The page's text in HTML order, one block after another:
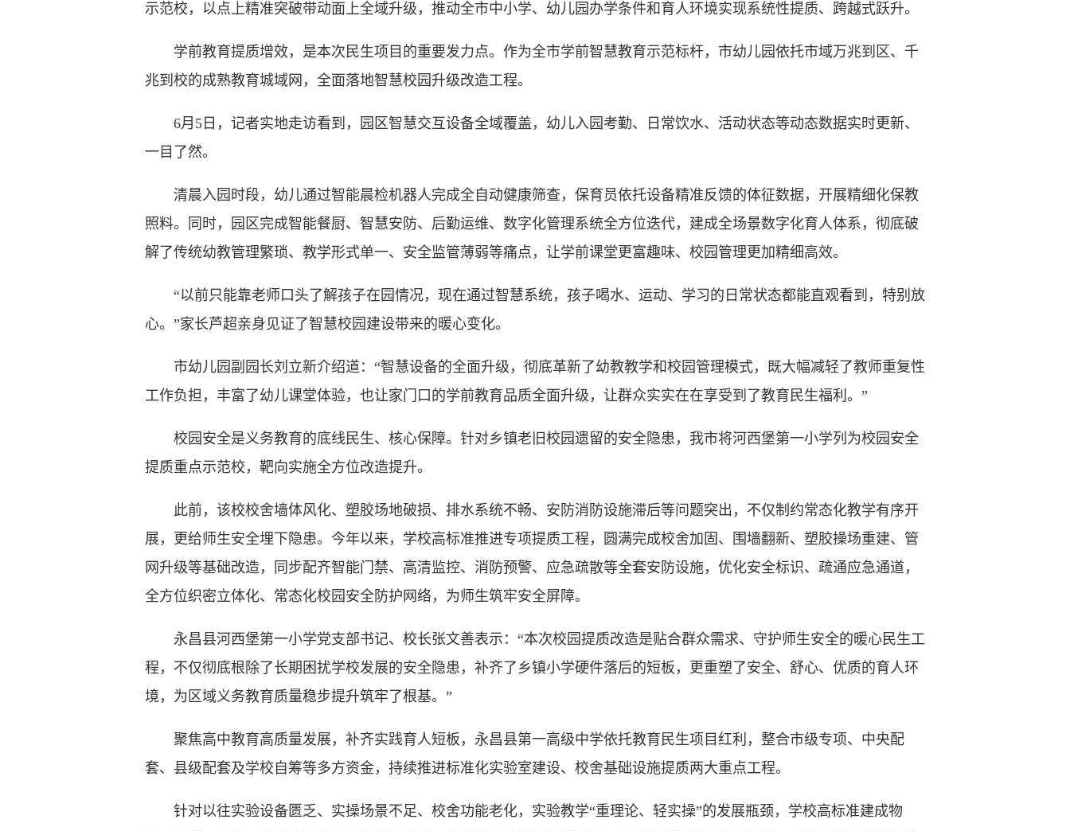
示范校，以点上精准突破带动面上全域升级，推动全市中小学、幼儿园办学条件和育人环境实现系统性提质、跨越式跃升。
学前教育提质增效，是本次民生项目的重要发力点。作为全市学前智慧教育示范标杆，市幼儿园依托市域万兆到区、千
兆到校的成熟教育城域网，全面落地智慧校园升级改造工程。
6月5日，记者实地走访看到，园区智慧交互设备全域覆盖，幼儿入园考勤、日常饮水、活动状态等动态数据实时更新、
一目了然。
清晨入园时段，幼儿通过智能晨检机器人完成全自动健康筛查，保育员依托设备精准反馈的体征数据，开展精细化保教
照料。同时，园区完成智能餐厨、智慧安防、后勤运维、数字化管理系统全方位迭代，建成全场景数字化育人体系，彻底破
解了传统幼教管理繁琐、教学形式单一、安全监管薄弱等痛点，让学前课堂更富趣味、校园管理更加精细高效。
“以前只能靠老师口头了解孩子在园情况，现在通过智慧系统，孩子喝水、运动、学习的日常状态都能直观看到，特别放
心。”家长芦超亲身见证了智慧校园建设带来的暖心变化。
市幼儿园副园长刘立新介绍道：“智慧设备的全面升级，彻底革新了幼教教学和校园管理模式，既大幅减轻了教师重复性
工作负担，丰富了幼儿课堂体验，也让家门口的学前教育品质全面升级，让群众实实在在享受到了教育民生福利。”
校园安全是义务教育的底线民生、核心保障。针对乡镇老旧校园遗留的安全隐患，我市将河西堡第一小学列为校园安全
提质重点示范校，靶向实施全方位改造提升。
此前，该校校舍墙体风化、塑胶场地破损、排水系统不畅、安防消防设施滞后等问题突出，不仅制约常态化教学有序开
展，更给师生安全埋下隐患。今年以来，学校高标准推进专项提质工程，圆满完成校舍加固、围墙翻新、塑胶操场重建、管
网升级等基础改造，同步配齐智能门禁、高清监控、消防预警、应急疏散等全套安防设施，优化安全标识、疏通应急通道，
全方位织密立体化、常态化校园安全防护网络，为师生筑牢安全屏障。
永昌县河西堡第一小学党支部书记、校长张文善表示：“本次校园提质改造是贴合群众需求、守护师生安全的暖心民生工
程，不仅彻底根除了长期困扰学校发展的安全隐患，补齐了乡镇小学硬件落后的短板，更重塑了安全、舒心、优质的育人环
境，为区域义务教育质量稳步提升筑牢了根基。”
聚焦高中教育高质量发展，补齐实践育人短板，永昌县第一高级中学依托教育民生项目红利，整合市级专项、中央配
套、县级配套及学校自筹等多方资金，持续推进标准化实验室建设、校舍基础设施提质两大重点工程。
针对以往实验设备匮乏、实操场景不足、校舍功能老化，实验教学“重理论、轻实操”的发展瓶颈，学校高标准建成物